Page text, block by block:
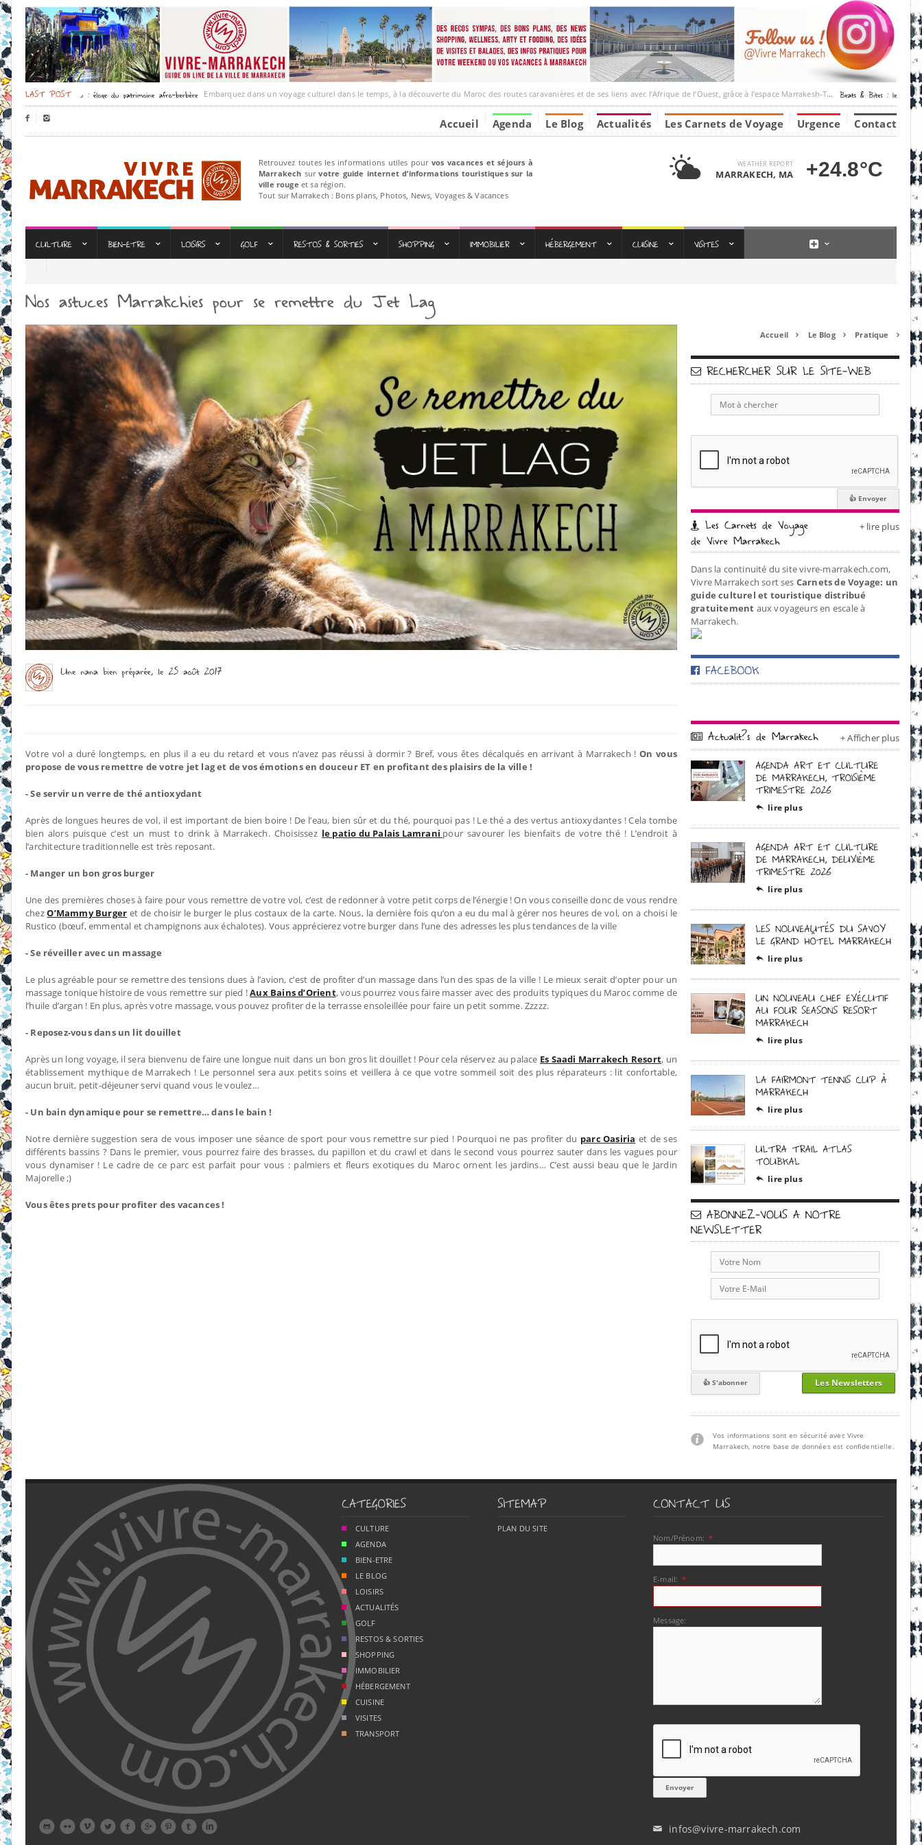
Embarquez dans un voyage culturel dans le temps, à la découverte du Maroc des routes caravanières et de ses liens avec l’Afrique de l’Ouest, grâce à l’espace Marrakesh-Tumbuktu.
  Accueil Agenda Le Blog Actualités Les Carnets de Voyage Urgence Contact
Retrouvez toutes les informations utiles pour vos vacances et séjours à
Marrakech survotre guide internet d’informations touristiques sur la
ville rouge et sa région.
Tout sur Marrakech : Bons plans, Photos, News, Voyages & Vacances
WEATHER REPORT
MARRAKECH, MA +24.8°C
Votre vol a duré longtemps, en plus il a eu du retard et vous n’avez pas réussi à dormir ? Bref, vous êtes décalqués en arrivant à Marrakech !On vous
propose de vous remettre de votre jet lag et de vos émotions en douceur ET en profitant des plaisirs de la ville !
- Se servir un verre de thé antioxydant
Après de longues heures de vol, il est important de bien boire ! De l’eau, bien sûr et du thé, pourquoi pas ! Le thé a des vertus antioxydantes ! Cela tombe
bien alors puisque c’est un must to drink à Marrakech. Choisissez le patio du Palais Lamrani pour savourer les bienfaits de votre thé ! L’endroit à
l’architecture traditionnelle est très reposant.
- Manger un bon gros burger
Une des premières choses à faire pour vous remettre de votre vol, c’est de redonner à votre petit corps de l’énergie ! On vous conseille donc de vous rendre
chezO’Mammy Burger et de choisir le burger le plus costaux de la carte. Nous, la dernière fois qu’on a eu du mal à gérer nos heures de vol, on a choisi le
Rustico (bœuf, emmental et champignons aux échalotes). Vous apprécierez votre burger dans l’une des adresses les plus tendances de la ville
- Se réveiller avec un massage
Le plus agréable pour se remettre des tensions dues à l’avion, c’est de profiter d’un massage dans l’un des spas de la ville ! Le mieux serait d’opter pour un
massage tonique histoire de vous remettre sur pied !Aux Bains d’Orient, vous pourrez vous faire masser avec des produits typiques du Maroc comme de
l’huile d’argan ! En plus, après votre massage, vous pouvez profiter de la terrasse ensoleillée pour faire un petit somme. Zzzzz.
- Reposez-vous dans un lit douillet
Après un long voyage, il sera bienvenu de faire une longue nuit dans un bon gros lit douillet ! Pour cela réservez au palace Es Saadi Marrakech Resort, un
établissement mythique de Marrakech ! Le personnel sera aux petits soins et veillera à ce que votre sommeil soit des plus réparateurs : lit confortable,
aucun bruit, petit-déjeuner servi quand vous le voulez…
- Un bain dynamique pour se remettre… dans le bain !
Notre dernière suggestion sera de vous imposer une séance de sport pour vous remettre sur pied ! Pourquoi ne pas profiter du parc Oasiria et de ses
différents bassins ? Dans le premier, vous pourrez faire des brasses, du papillon et du crawl et dans le second vous pourrez sauter dans les vagues pour
vous dynamiser ! Le cadre de ce parc est parfait pour vous : palmiers et fleurs exotiques du Maroc ornent les jardins… C’est aussi beau que le Jardin
Majorelle ;)
Vous êtes prets pour profiter des vacances !
Accueil  Le Blog  Pratique 
+ lire plus
Dans la continuité du site vivre-marrakech.com,
Vivre Marrakech sort ses Carnets de Voyage: un
guide culturel et touristique distribué
gratuitement aux voyageurs en escale à
Marrakech.
+ Afficher plus
 lire plus
 lire plus
 lire plus
 lire plus
 lire plus
 lire plus
Les Newsletters
Vos informations sont en sécurité avec Vivre
Marrakech, notre base de données est confidentielle.
        
CULTURE
AGENDA
BIEN-ETRE
LE BLOG
LOISIRS
ACTUALITÉS
GOLF
RESTOS & SORTIES
SHOPPING
IMMOBILIER
HÉBERGEMENT
CUISINE
VISITES
TRANSPORT
PLAN DU SITE
Nom/Prénom: *
E-mail: *
Message:
✉ infos@vivre-marrakech.com